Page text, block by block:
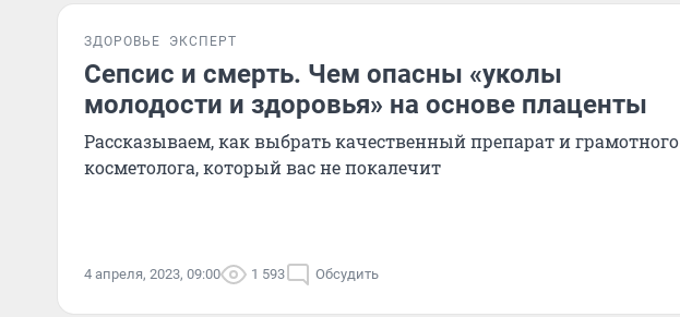
ЗДОРОВЬЕ ЭКСПЕРТ
Сепсис и смерть. Чем опасны «уколы
молодости и здоровья» на основе плаценты
Рассказываем, как выбрать качественный препарат и грамотного
косметолога, который вас не покалечит
4 апреля, 2023, 09:00 1 593 Обсудить